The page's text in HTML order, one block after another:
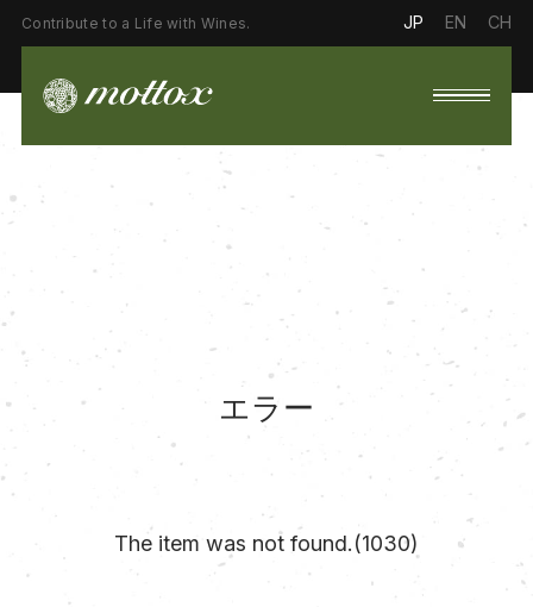
Contribute to a Life with Wines. JP EN CH
エラー
The item was not found.(1030)